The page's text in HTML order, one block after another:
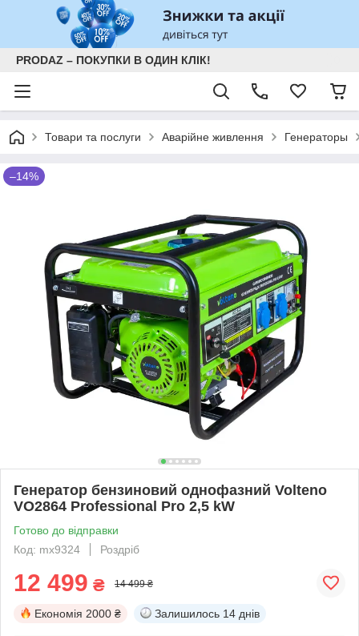
PRODAZ – ПОКУПКИ В ОДИН КЛІК!
Товари та послуги Аварійне живлення Генераторы
–14%
Генератор бензиновий однофазний Volteno
VO2864 Professional Pro 2,5 kW
Готово до відправки
Код: mx9324
Роздріб
12 499 ₴ 14 499 ₴
Економія 2000 ₴ Залишилось 14 днів